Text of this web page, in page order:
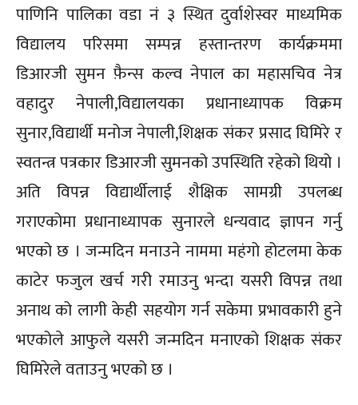
पाणिनि पालिका वडा नं ३ स्थित दुर्वाशेस्वर माध्यमिक
विद्यालय परिसमा सम्पन्न हस्तान्तरण कार्यक्रममा
डिआरजी सुमन फ़ैन्स कल्व नेपाल का महासचिव नेत्र
वहादुर नेपाली,विद्यालयका प्रधानाध्यापक विक्रम
सुनार,विद्यार्थी मनोज नेपाली,शिक्षक संकर प्रसाद घिमिरे र
स्वतन्त्र पत्रकार डिआरजी सुमनको उपस्थिति रहेको थियो ।
अति विपन्न विद्यार्थीलाई शैक्षिक सामग्री उपलब्ध
गराएकोमा प्रधानाध्यापक सुनारले धन्यवाद ज्ञापन गर्नु
भएको छ । जन्मदिन मनाउने नाममा महंगो होटलमा केक
काटेर फजुल खर्च गरी रमाउनु भन्दा यसरी विपन्न तथा
अनाथ को लागी केही सहयोग गर्न सकेमा प्रभावकारी हुने
भएकोले आफुले यसरी जन्मदिन मनाएको शिक्षक संकर
घिमिरेले वताउनु भएको छ ।